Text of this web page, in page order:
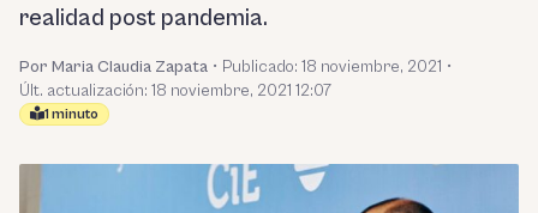
realidad post pandemia.
Por Maria Claudia Zapata • Publicado: 18 noviembre, 2021 •
Últ. actualización: 18 noviembre, 2021 12:07
1 minuto